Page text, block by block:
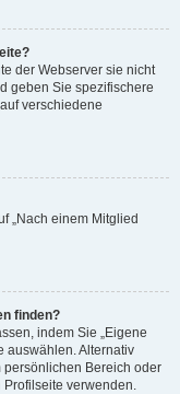
der Webserver sie nicht
geben Sie spezifischere
verschiedene
„Nach einem Mitglied
finden?
indem Sie „Eigene
auswählen. Alternativ
persönlichen Bereich oder
Profilseite verwenden.